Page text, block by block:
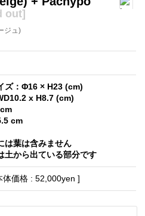
out]
ジュ)
ズ：Φ16 × H23 (cm)
x H8.7 (cm)
cm
は葉は含みません
土から出ている部分です
体価格 : 52,000yen ]